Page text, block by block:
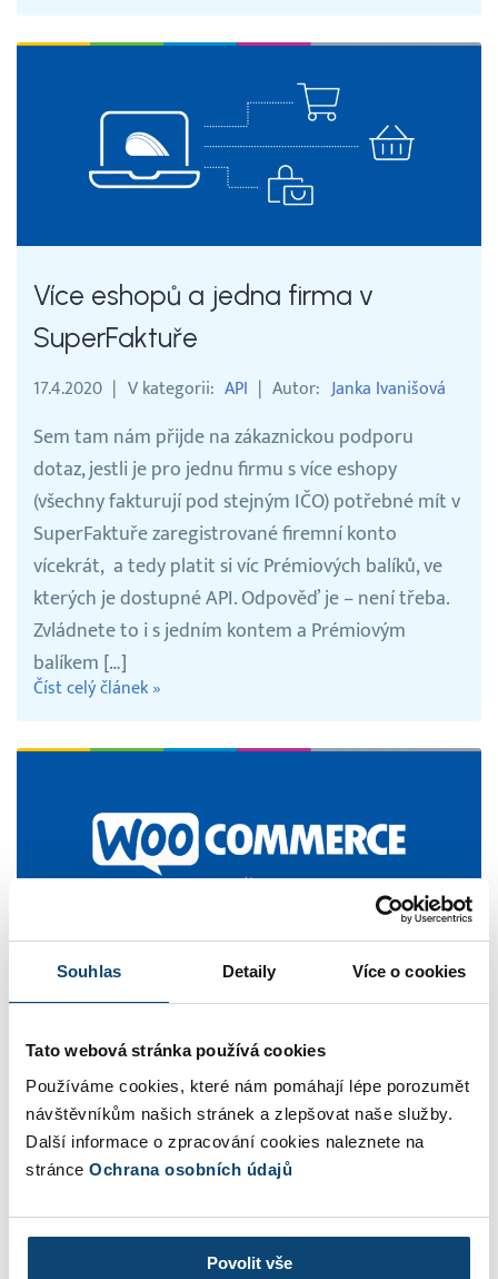
Souhlas Detaily Více o cookies
Tato webová stránka používá cookies
Používáme cookies, které nám pomáhají lépe porozumět
návštěvníkům našich stránek a zlepšovat naše služby.
Další informace o zpracování cookies naleznete na
stránce Ochrana osobních údajů
Povolit vše
Více eshopů a jedna firma v
SuperFaktuře
17.4.2020 V kategorii API Autor Janka Ivanišová
Sem tam nám přijde na zákaznickou podporu
dotaz, jestli je pro jednu firmu s více eshopy
(všechny fakturují pod stejným IČO) potřebné mít v
SuperFaktuře zaregistrované firemní konto
vícekrát, a tedy platit si víc Prémiových balíků, ve
kterých je dostupné API. Odpověď je – není třeba.
Zvládnete to i s jedním kontem a Prémiovým
balíkem […]
Číst celý článek »
SuperFaktura a WooCommerce: Díl
2. – Vytváření faktur
2.4.2020 V kategorii API WooCommerce
Autor
Jakub Alt
V minulém díle jste se naučili jak nainstalovat
kouzla se budou odehrávat v nastavení vašeho
modulu, tedy navštivte administraci vašeho